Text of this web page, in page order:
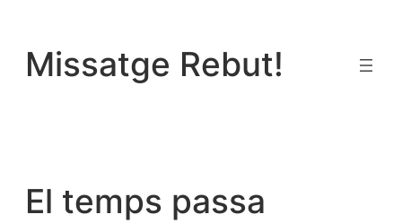
contingut
Missatge Rebut!
El temps passa